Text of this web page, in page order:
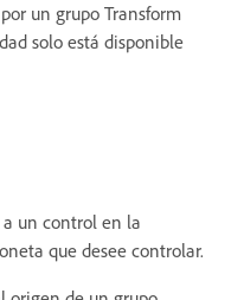
un grupo Transform
solo está disponible
un control en la
que desee controlar.